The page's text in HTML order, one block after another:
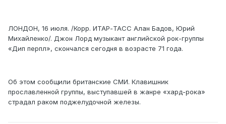
ЛОНДОН, 16 июля. /Корр. ИТАР-ТАСС Алан Бадов, Юрий
Михайленко/. Джон Лорд музыкант английской рок-группы
«Дип перпл», скончался сегодня в возрасте 71 года.
Об этом сообщили британские СМИ. Клавишник
прославленной группы, выступавшей в жанре «хард-рока»
страдал раком поджелудочной железы.